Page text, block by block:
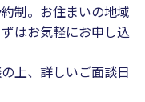
制。お住まいの地域
はお気軽にお申し込
上、詳しいご面談日